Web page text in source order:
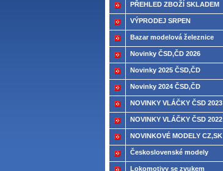
PŘEHLED ZBOŽÍ SKLADEM
VÝPRODEJ SRPEN
Bazar modelová železnice
Novinky ČSD,ČD 2026
Novinky 2025 ČSD,ČD
Novinky 2024 ČSD,ČD
NOVINKY VLÁČKY ČSD 2023
NOVINKY VLÁČKY ČSD 2022
NOVINKOVÉ MODELY CZ,SK
2021
Československé modely
ČSD,ČD
Lokomotivy se zvukem